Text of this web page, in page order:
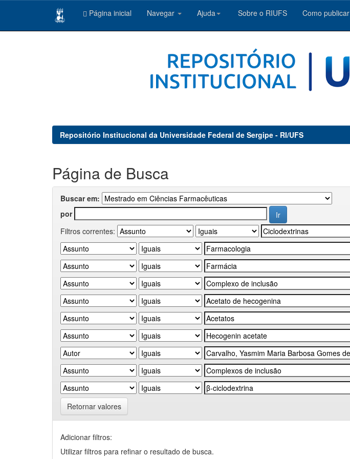
Página inicial Navegar Ajuda Sobre o RIUFS Como publicar
Repositório Institucional da Universidade Federal de Sergipe - RI/UFS
Página de Busca
Buscar em:
por
Filtros correntes:
Retornar valores
Adicionar filtros:
Utilizar filtros para refinar o resultado de busca.